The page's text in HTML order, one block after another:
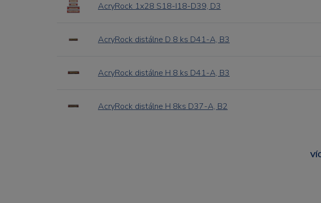
AcryRock 1x28 S18-I18-D39, D3
AcryRock distálne D 8 ks D41-A, B3
AcryRock distálne H 8 ks D41-A, B3
AcryRock distálne H 8ks D37-A, B2